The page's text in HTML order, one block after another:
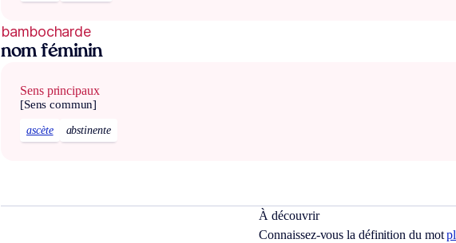
bambocharde
nom féminin
Sens principaux
[Sens commun]
ascète abstinente
À découvrir
Connaissez-vous la définition du mot